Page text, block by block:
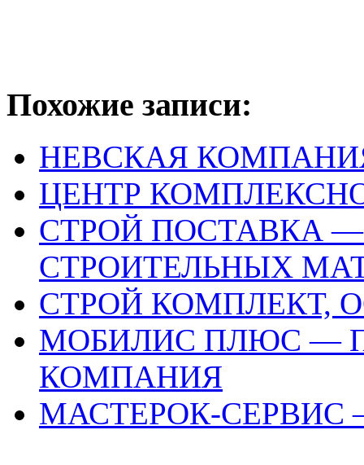
Похожие записи:
НЕВСКАЯ
ЦЕНТР
СТРОЙ ПОСТАВКА
СТРОИТЕЛЬНЫХ
СТРОЙ КОМПЛЕКТ,
МОБИЛИС ПЛЮС —
КОМПАНИЯ
МАСТЕРОК-